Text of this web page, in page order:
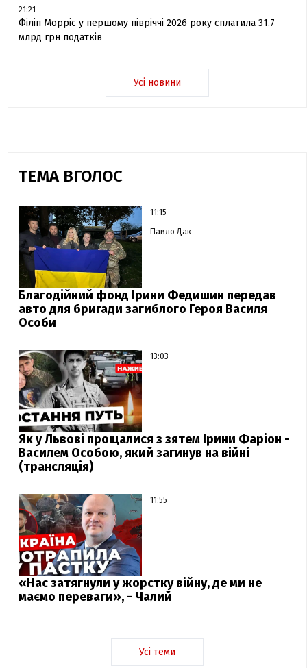
21:21
Філіп Морріс у першому півріччі 2026 року сплатила 31.7
млрд грн податків
Усі новини
ТЕМА ВГОЛОС
11:15
Павло Дак
Благодійний фонд Ірини Федишин передав
авто для бригади загиблого Героя Василя
Особи
13:03
Як у Львові прощалися з зятем Ірини Фаріон -
Василем Особою, який загинув на війні
(трансляція)
11:55
«Нас затягнули у жорстку війну, де ми не
маємо переваги», - Чалий
Усі теми